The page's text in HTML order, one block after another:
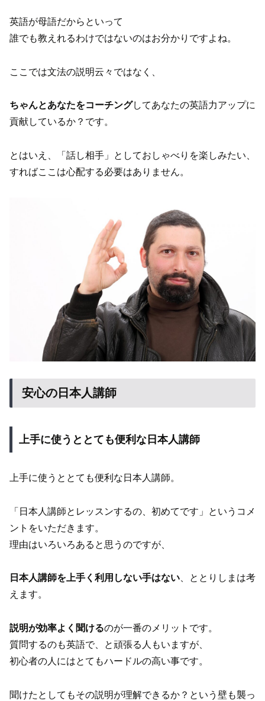
英語が母語だからといって
誰でも教えれるわけではないのはお分かりですよね。
ここでは文法の説明云々ではなく、
ちゃんとあなたをコーチングしてあなたの英語力アップに
貢献しているか？です。
とはいえ、「話し相手」としておしゃべりを楽しみたい、
すればここは心配する必要はありません。
安心の日本人講師
上手に使うととても便利な日本人講師
上手に使うととても便利な日本人講師。
「日本人講師とレッスンするの、初めてです」というコメ
ントをいただきます。
理由はいろいろあると思うのですが、
日本人講師を上手く利用しない手はない、ととりしまは考
えます。
説明が効率よく聞けるのが一番のメリットです。
質問するのも英語で、と頑張る人もいますが、
初心者の人にはとてもハードルの高い事です。
聞けたとしてもその説明が理解できるか？という壁も襲っ